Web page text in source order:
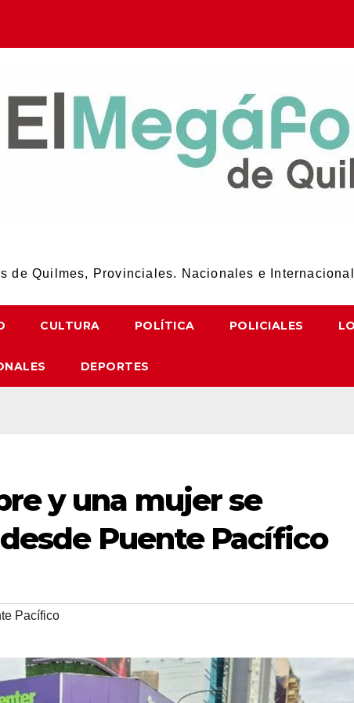
de Quilmes, Provinciales. Nacionales e
CULTURA POLÍTICA POLICIALES
DEPORTES
y una mujer se
Puente Pacífico
Pacífico